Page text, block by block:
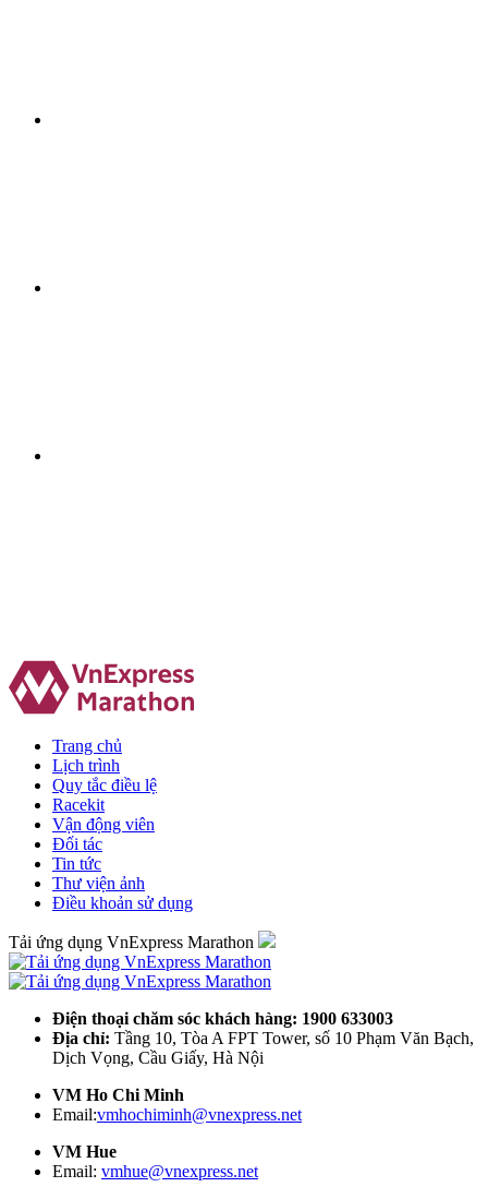
Trang chủ
Lịch trình
Quy tắc điều lệ
Racekit
Vận động viên
Đối tác
Tin tức
Thư viện ảnh
Điều khoản sử dụng
Tải ứng dụng VnExpress Marathon
Điện thoại chăm sóc khách hàng: 1900 633003
Địa chỉ: Tầng 10, Tòa A FPT Tower, số 10 Phạm Văn Bạch,
Dịch Vọng, Cầu Giấy, Hà Nội
VM Ho Chi Minh
Email:vmhochiminh@vnexpress.net
VM Hue
Email: vmhue@vnexpress.net